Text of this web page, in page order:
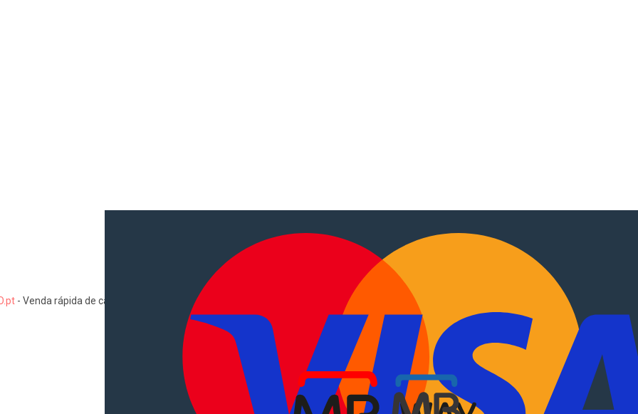
- Venda rápida de carros, motas, comerciais, pesados, camiões, autocaravanas
Informações
Como comprar e vender
Pacotes de anúncios
Verificar VIN e matrícula
Sobre Nós